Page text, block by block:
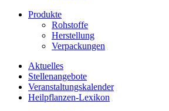
Produkte
Rohstoffe
Herstellung
Verpackungen
Aktuelles
Stellenangebote
Veranstaltungskalender
Heilpflanzen-Lexikon